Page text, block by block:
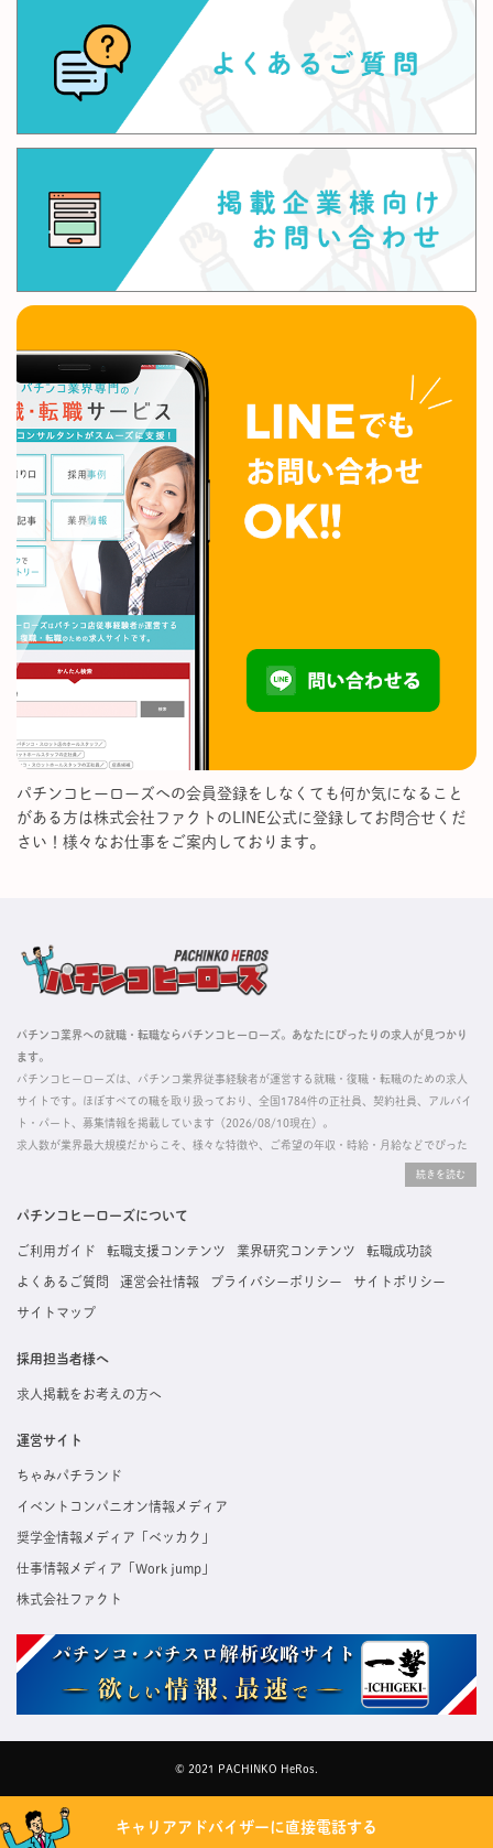
パチンコヒーローズへの会員登録をしなくても何か気になること
がある方は株式会社ファクトのLINE公式に登録してお問合せくだ
さい！様々なお仕事をご案内しております。
パチンコ業界への就職・転職ならパチンコヒーローズ。あなたにぴったりの求人が見つかり
ます。
パチンコヒーローズは、パチンコ業界従事経験者が運営する就職・復職・転職のための求人
サイトです。ほぼすべての職を取り扱っており、全国1784件の正社員、契約社員、アルバイ
ト・パート、募集情報を掲載しています（2026/08/10現在）。
求人数が業界最大規模だからこそ、様々な特徴や、ご希望の年収・時給・月給などでぴった
掲載している求人は、すべて契約法人様から寄せられた正規の求人情報です。応募いただい
た内容はすぐに直接事業所に届くためスムーズに転職・復職できます。
パチンコヒーローズについて
ご利用ガイド 転職支援コンテンツ 業界研究コンテンツ 転職成功談
よくあるご質問 運営会社情報 プライバシーポリシー サイトポリシー
サイトマップ
採用担当者様へ
求人掲載をお考えの方へ
運営サイト
ちゃみパチランド
イベントコンパニオン情報メディア
奨学金情報メディア「ベッカク」
仕事情報メディア「Work jump」
株式会社ファクト
© 2021 PACHINKO HeRos.
キャリアアドバイザーに直接電話する